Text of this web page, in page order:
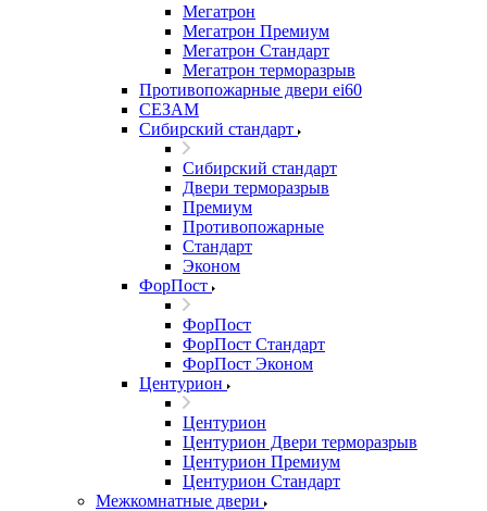
Мегатрон
Мегатрон Премиум
Мегатрон Стандарт
Мегатрон терморазрыв
Противопожарные двери ei60
СЕЗАМ
Сибирский стандарт
Сибирский стандарт
Двери терморазрыв
Премиум
Противопожарные
Стандарт
Эконом
ФорПост
ФорПост
ФорПост Стандарт
ФорПост Эконом
Центурион
Центурион
Центурион Двери терморазрыв
Центурион Премиум
Центурион Стандарт
Межкомнатные двери